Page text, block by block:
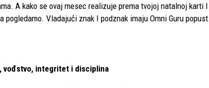
A kako se ovaj mesec realizuje prema tvojoj natalnoj
pogledamo. Vladajući znak I podznak imaju Omni Guru popust.
vođstvo, integritet i disciplina